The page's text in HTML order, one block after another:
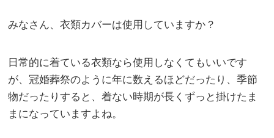
みなさん、衣類カバーは使用していますか？
日常的に着ている衣類なら使用しなくてもいいです
が、冠婚葬祭のように年に数えるほどだったり、季節
物だったりすると、着ない時期が長くずっと掛けたま
まになっていますよね。